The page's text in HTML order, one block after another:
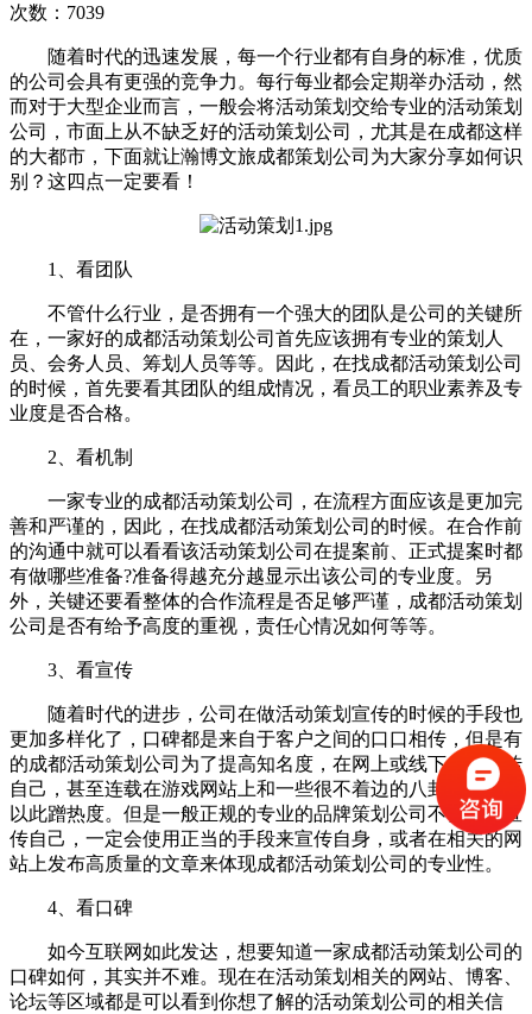
次数：7039
随着时代的迅速发展，每一个行业都有自身的标准，优质
的公司会具有更强的竞争力。每行每业都会定期举办活动，然
而对于大型企业而言，一般会将活动策划交给专业的活动策划
公司，市面上从不缺乏好的活动策划公司，尤其是在成都这样
的大都市，下面就让瀚博文旅成都策划公司为大家分享如何识
别？这四点一定要看！
1、看团队
不管什么行业，是否拥有一个强大的团队是公司的关键所
在，一家好的成都活动策划公司首先应该拥有专业的策划人
员、会务人员、筹划人员等等。因此，在找成都活动策划公司
的时候，首先要看其团队的组成情况，看员工的职业素养及专
业度是否合格。
2、看机制
一家专业的成都活动策划公司，在流程方面应该是更加完
善和严谨的，因此，在找成都活动策划公司的时候。在合作前
的沟通中就可以看看该活动策划公司在提案前、正式提案时都
有做哪些准备?准备得越充分越显示出该公司的专业度。另
外，关键还要看整体的合作流程是否足够严谨，成都活动策划
公司是否有给予高度的重视，责任心情况如何等等。
3、看宣传
随着时代的进步，公司在做活动策划宣传的时候的手段也
更加多样化了，口碑都是来自于客户之间的口口相传，但是有
的成都活动策划公司为了提高知名度，在网上或线下大力宣传
自己，甚至连载在游戏网站上和一些很不着边的八卦帖子上，
以此蹭热度。但是一般正规的专业的品牌策划公司不会盲目宣
传自己，一定会使用正当的手段来宣传自身，或者在相关的网
站上发布高质量的文章来体现成都活动策划公司的专业性。
4、看口碑
如今互联网如此发达，想要知道一家成都活动策划公司的
口碑如何，其实并不难。现在在活动策划相关的网站、博客、
论坛等区域都是可以看到你想了解的活动策划公司的相关信